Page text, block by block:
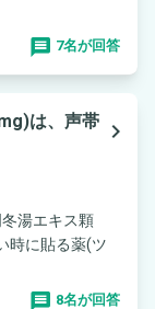
7名が回答
は、声帯 navigate_next
湯エキス顆
時に貼る薬(ツ
8名が回答